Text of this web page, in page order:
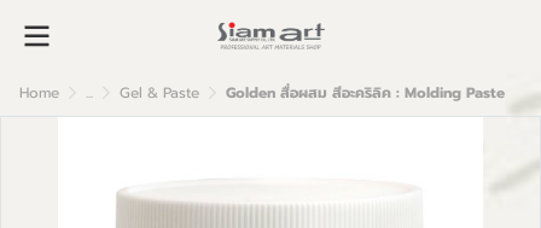
Home ... Gel & Paste Golden สื่อผสม สีอะคริลิค : Molding Paste